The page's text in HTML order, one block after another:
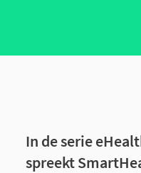
In de serie
spreekt